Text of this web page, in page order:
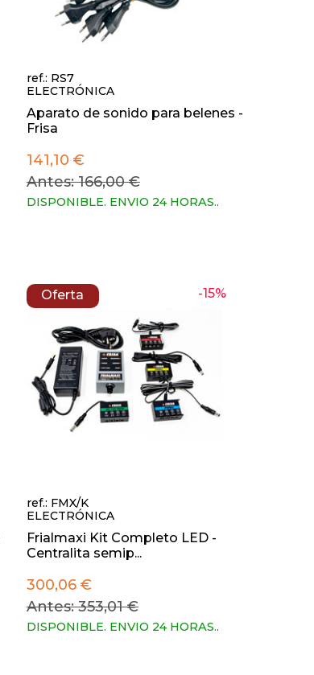
ref.: RS7
ELECTRÓNICA
Aparato de sonido para belenes -
Frisa
141,10 €
Antes: 166,00 €
DISPONIBLE. ENVIO 24 HORAS..
-15%
Oferta
ref.: FMX/K
ELECTRÓNICA
Frialmaxi Kit Completo LED -
Centralita semip...
300,06 €
Antes: 353,01 €
DISPONIBLE. ENVIO 24 HORAS..